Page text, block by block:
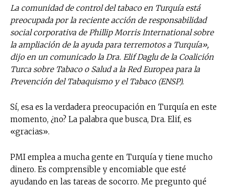
La comunidad de control del tabaco en Turquía está
preocupada por la reciente acción de responsabilidad
social corporativa de Phillip Morris International sobre
la ampliación de la ayuda para terremotos a Turquía»,
dijo en un comunicado la Dra. Elif Daglu de la Coalición
Turca sobre Tabaco o Salud a la Red Europea para la
Prevención del Tabaquismo y el Tabaco (ENSP).
Sí, esa es la verdadera preocupación en Turquía en este
momento, ¿no? La palabra que busca, Dra. Elif, es
«gracias».
PMI emplea a mucha gente en Turquía y tiene mucho
dinero. Es comprensible y encomiable que esté
ayudando en las tareas de socorro. Me pregunto qué